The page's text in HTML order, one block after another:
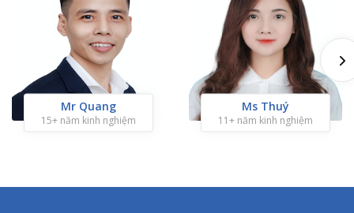
Mr Quang
15+ năm kinh nghiệm
Ms Thuý
11+ năm kinh nghiệm